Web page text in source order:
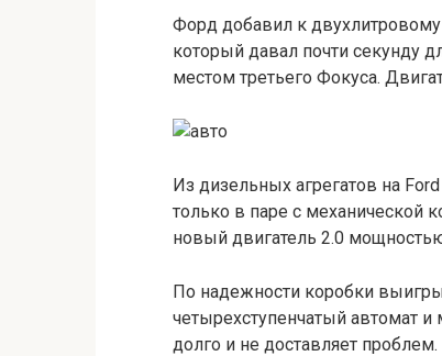
Форд добавил к
который давал почти секунду
местом третьего Фокуса.
Из дизельных агрегатов на
только в паре с механической
новый двигатель 2.0
По надежности коробки
четырехступенчатый автомат и
долго и не доставляет